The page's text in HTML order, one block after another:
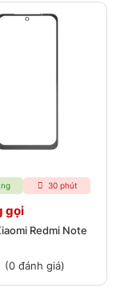
30 phút
gọi
Redmi Note
(0 đánh giá)